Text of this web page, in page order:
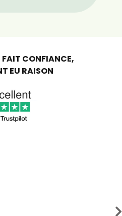
FAIT CONFIANCE,
EU RAISON